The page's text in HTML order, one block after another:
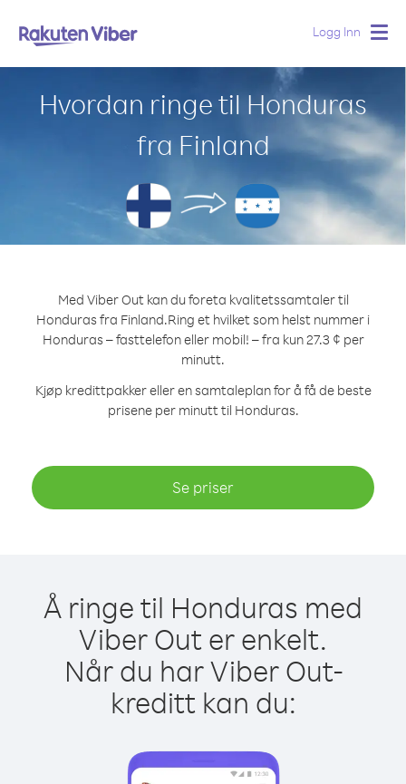
Logg Inn
Hvordan ringe til Honduras
fra Finland
Med Viber Out kan du foreta kvalitetssamtaler til
Honduras fra Finland.Ring et hvilket som helst nummer i
Honduras – fasttelefon eller mobil! – fra kun 27.3 ¢ per
minutt.
Kjøp kredittpakker eller en samtaleplan for å få de beste
prisene per minutt til Honduras.
Se priser
Å ringe til Honduras med
Viber Out er enkelt.
Når du har Viber Out-
kreditt kan du: